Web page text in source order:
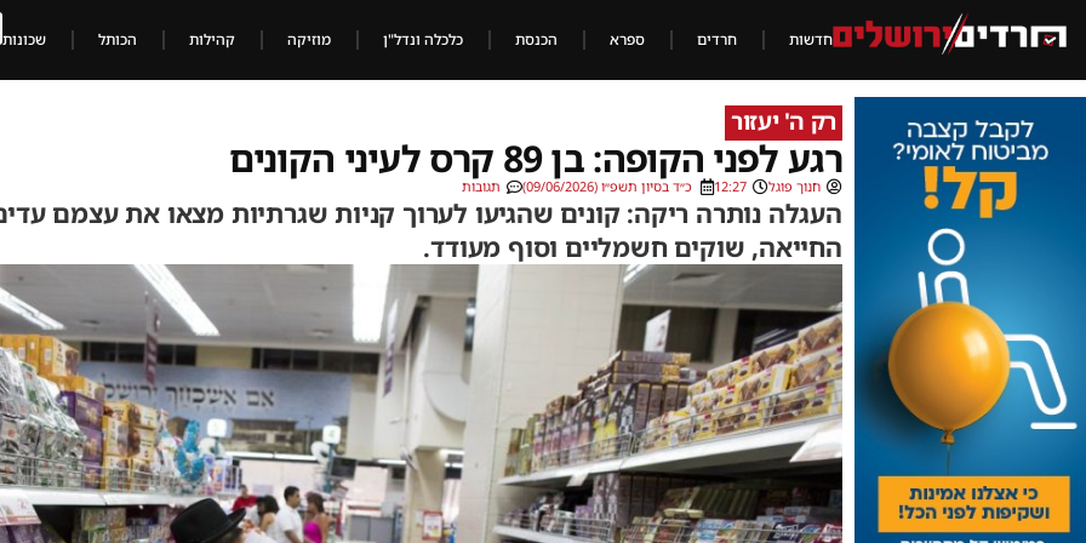
חדשות חרדים ספרא הכנסת כלכלה ונדל"ן מוזיקה קהילות הכותל שכונות
רק ה' יעזור
רגע לפני הקופה: בן 89 קרס לעיני הקונים
חנוך פוגל 12:27 כ״ד בסיון תשפ״ו (09/06/2026) תגובות
העגלה נותרה ריקה: קונים שהגיעו לערוך קניות שגרתיות מצאו את עצמם
החייאה, שוקים חשמליים וסוף מעודד.